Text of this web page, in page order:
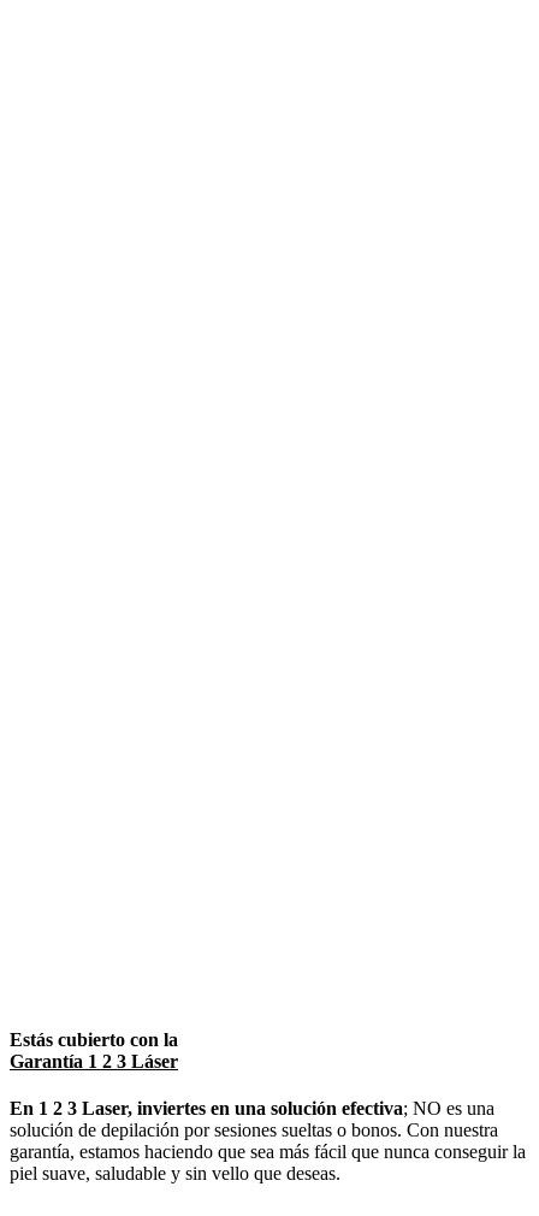
Estás cubierto con la
Garantía 1 2 3 Láser
En 1 2 3 Laser, inviertes en una solución efectiva; NO es una
solución de depilación por sesiones sueltas o bonos. Con nuestra
garantía, estamos haciendo que sea más fácil que nunca conseguir la
piel suave, saludable y sin vello que deseas.